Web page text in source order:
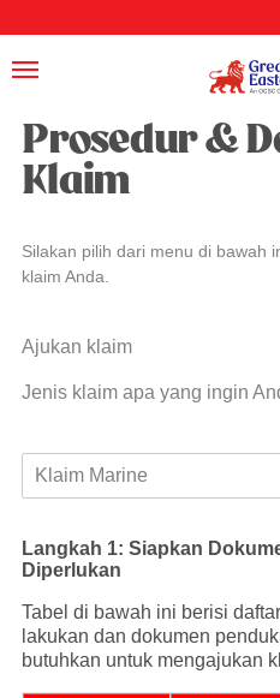
Prosedur &
Klaim
Silakan pilih dari menu di bawah
klaim Anda.
Ajukan klaim
Jenis klaim apa yang ingin
Klaim Marine
Langkah 1: Siapkan
Diperlukan
Tabel di bawah ini berisi
lakukan dan dokumen
butuhkan untuk mengajukan